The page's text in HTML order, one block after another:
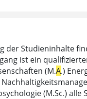
der Studieninhalte
ist ein
(M.A.)
(M.Sc.) alle